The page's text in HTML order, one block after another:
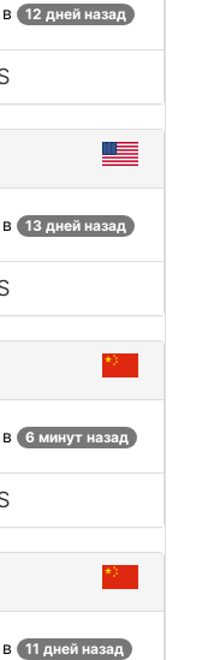
12 дней назад
13 дней назад
6 минут назад
11 дней назад